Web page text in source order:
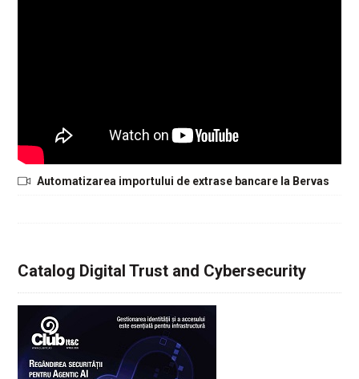
Automatizarea importului de extrase bancare la Bervas
Catalog Digital Trust and Cybersecurity